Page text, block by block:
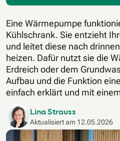
Eine Wärmepumpe
Kühlschrank. Sie entzieht
und leitet diese nach
heizen. Dafür nutzt sie die
Erdreich oder dem
Aufbau und die Funktion
einfach erklärt und mit
Lina Strauss
Aktualisiert am 12.05.2026